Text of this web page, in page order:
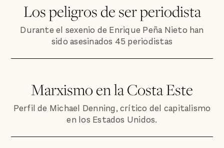
Los peligros de ser periodista
Durante el sexenio de Enrique Peña Nieto han
sido asesinados 45 periodistas
Marxismo en la Costa Este
Perfil de Michael Denning, crítico del capitalismo
en los Estados Unidos.